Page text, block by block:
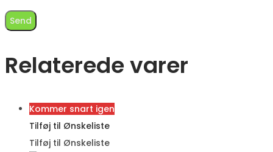
Relaterede varer
Kommer snart igen
Tilføj til Ønskeliste
Tilføj til Ønskeliste